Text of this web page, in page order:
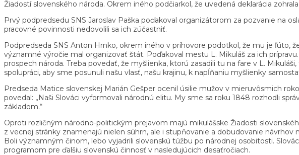
Žiadostí slovenského národa. Okrem iného podčiarkol, že uvedená deklarácia
Prvý podpredsedu SNS Jaroslav Paška poďakoval organizátorom za pozvanie na
pracovné povinnosti nedovolili sa ich zúčastniť.
Podpredseda SNS Anton Hrnko, okrem iného v príhovore podotkol, že mu je ľúto,
významné výročie mal organizovať štát. Poďakoval mestu L. Mikuláš za ich
prospech národa. Treba povedať, že myšlienka, ktorú zasadili tu na fare v L.
spolupráci, aby sme posunuli našu vlasť, našu krajinu, k napĺňaniu myšlienky
Predseda Matice slovenskej Marián Gešper ocenil úsilie mužov v mieruvôsmich
povedal: „Naši Slováci vyformovali národnú elitu. My sme sa roku 1848 rozhodli
základom.“
Oproti rozličným národno-politickým prejavom majú mikulášske Žiadosti
z vecnej stránky znamenajú nielen súhrn, ale i stupňovanie a dobudovanie
Boli významným činom, lebo vyjadrili slovenskú túžbu po národnej osobitosti.
programom pre ďalšiu slovenskú činnosť v nasledujúcich desaťročiach.